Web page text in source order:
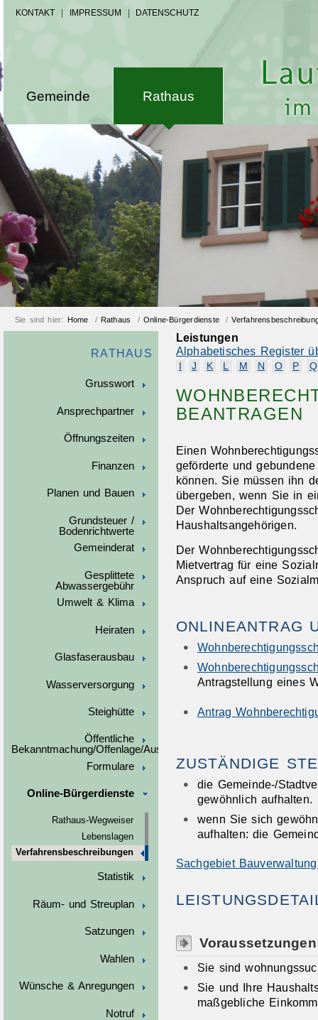
KONTAKT IMPRESSUM DATENSCHUTZ
Gemeinde Rathaus
Sie sind hier: Home / Rathaus / Online-Bürgerdienste /
RATHAUS
Grusswort
Ansprechpartner
Öffnungszeiten
Finanzen
Planen und Bauen
Grundsteuer /
Bodenrichtwerte
Gemeinderat
Gesplittete
Abwassergebühr
Umwelt & Klima
Heiraten
Glasfaserausbau
Wasserversorgung
Steighütte
Öffentliche
Bekanntmachung/Offenlage/Ausschreibungen
Formulare
Online-Bürgerdienste
Rathaus-Wegweiser
Lebenslagen
Verfahrensbeschreibungen
Statistik
Räum- und Streuplan
Satzungen
Wahlen
Wünsche & Anregungen
Notruf
Leistungen
Alphabetisches Register
J K L M N O P Q
BEANTRAGEN
Einen
geförderte und
können. Sie müssen ihn
übergeben, wenn Sie in
Der
Haushaltsangehörigen.
Der
Mietvertrag für eine
Anspruch auf eine
ONLINEANTRAG
Antragstellung eines
Antrag
ZUSTÄNDIGE
die Gemeinde-/
gewöhnlich aufhalten.
wenn Sie sich
aufhalten: die
Sachgebiet
Voraussetzungen
Sie sind
Sie und Ihre
maßgebliche